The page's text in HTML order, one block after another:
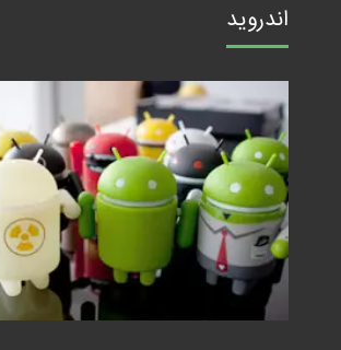
اندروید